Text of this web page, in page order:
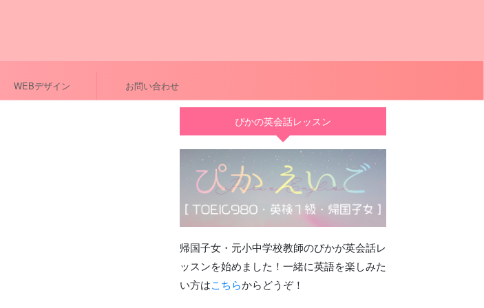
WEBデザイン お問い合わせ
ぴかの英会話レッスン
帰国子女・元小中学校教師のぴかが英会話レ
ッスンを始めました！一緒に英語を楽しみた
い方はこちらからどうぞ！